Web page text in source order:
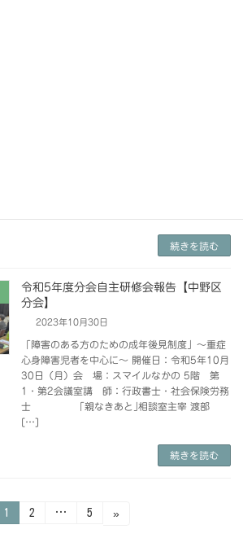
続きを読む
令和5年度分会自主研修会報告【中野区
分会】
2023年10月30日
「障害のある方のための成年後見制度」～重症
心身障害児者を中心に～ 開催日：令和5年10月
30日（月）会 場：スマイルなかの 5階 第
1・第2会議室講 師：行政書士・社会保険労務
士 ｢親なきあと｣相談室主宰 渡部
[…]
続きを読む
固
定
1
固
2 …
固
5 »